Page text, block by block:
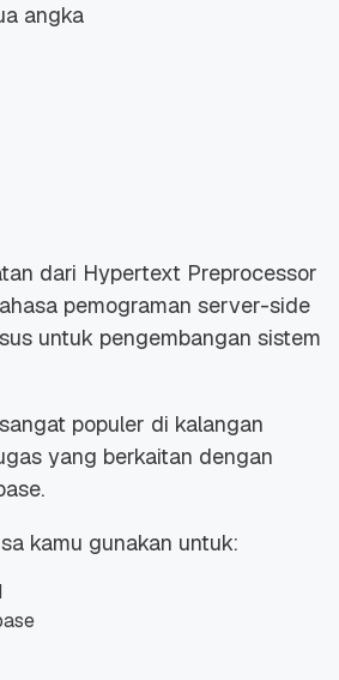
angka
dari Hypertext Preprocessor
pemograman server-side
untuk pengembangan sistem
populer di kalangan
yang berkaitan dengan
kamu gunakan untuk: